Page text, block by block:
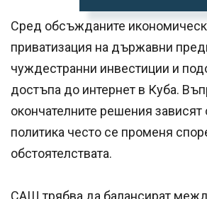
Сред обсъжданите
приватизация на държавни
чуждестранни инвестиции и
достъпа до интернет в Куба.
окончателните решения
политика често се променя
обстоятелствата.
САЩ трябва да балансират